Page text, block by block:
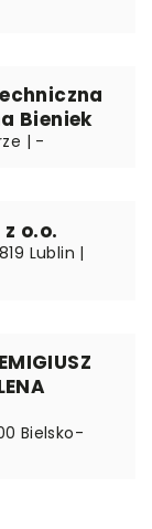
Bieniek
| -
z o.o.
Lublin |
Bielsko-